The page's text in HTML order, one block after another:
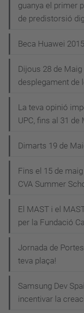
guanya el primer
de predistorsió
Beca Huawei
Dijous 28 de Maig
desplegament de
La teva opinió
UPC, fins al 31 de
Dimarts 19 de
Fins el 15 de
CVA Summer
El MAST i el
per la Fundació
Jornada de
teva plaça!
Samsung Dev
incentivar la